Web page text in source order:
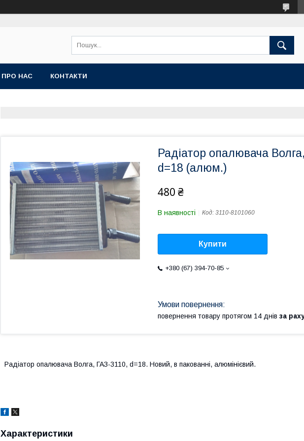
ПРО НАС КОНТАКТИ
Радіатор опалювача
d=18 (алюм.)
480 ₴
В наявності Код: 3110-8101060
Купити
+380 (67) 394-70-85
повернення товару протягом 14 днів за
Радіатор опалювача Волга, ГАЗ-3110, d=18. Новий, в пакованні, алюмінієвий.
Характеристики